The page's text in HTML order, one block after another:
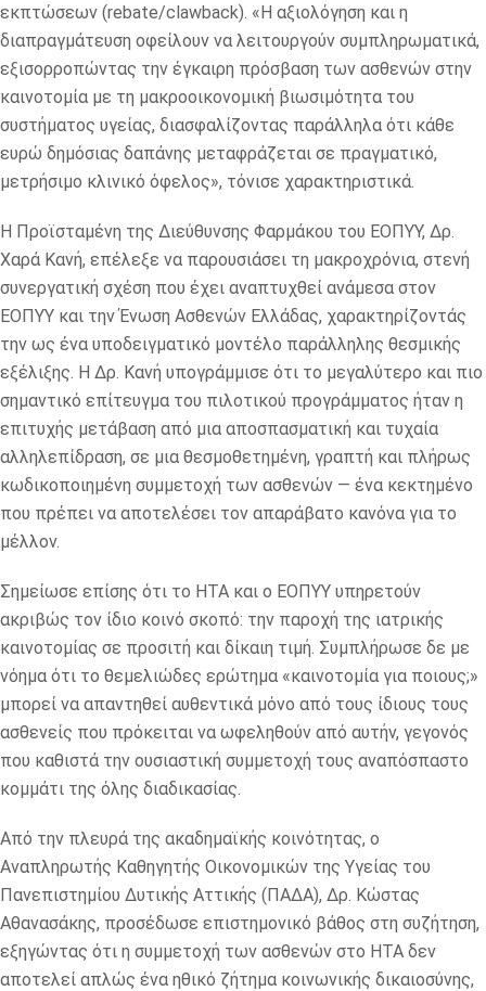
εκπτώσεων (rebate/clawback). «Η αξιολόγηση και η
διαπραγμάτευση οφείλουν να λειτουργούν συμπληρωματικά,
εξισορροπώντας την έγκαιρη πρόσβαση των ασθενών στην
καινοτομία με τη μακροοικονομική βιωσιμότητα του
συστήματος υγείας, διασφαλίζοντας παράλληλα ότι κάθε
ευρώ δημόσιας δαπάνης μεταφράζεται σε πραγματικό,
μετρήσιμο κλινικό όφελος», τόνισε χαρακτηριστικά.
Η Προϊσταμένη της Διεύθυνσης Φαρμάκου του ΕΟΠΥΥ, Δρ.
Χαρά Κανή, επέλεξε να παρουσιάσει τη μακροχρόνια, στενή
συνεργατική σχέση που έχει αναπτυχθεί ανάμεσα στον
ΕΟΠΥΥ και την Ένωση Ασθενών Ελλάδας, χαρακτηρίζοντάς
την ως ένα υποδειγματικό μοντέλο παράλληλης θεσμικής
εξέλιξης. Η Δρ. Κανή υπογράμμισε ότι το μεγαλύτερο και πιο
σημαντικό επίτευγμα του πιλοτικού προγράμματος ήταν η
επιτυχής μετάβαση από μια αποσπασματική και τυχαία
αλληλεπίδραση, σε μια θεσμοθετημένη, γραπτή και πλήρως
κωδικοποιημένη συμμετοχή των ασθενών — ένα κεκτημένο
που πρέπει να αποτελέσει τον απαράβατο κανόνα για το
μέλλον.
Σημείωσε επίσης ότι το HTA και ο ΕΟΠΥΥ υπηρετούν
ακριβώς τον ίδιο κοινό σκοπό: την παροχή της ιατρικής
καινοτομίας σε προσιτή και δίκαιη τιμή. Συμπλήρωσε δε με
νόημα ότι το θεμελιώδες ερώτημα «καινοτομία για ποιους;»
μπορεί να απαντηθεί αυθεντικά μόνο από τους ίδιους τους
ασθενείς που πρόκειται να ωφεληθούν από αυτήν, γεγονός
που καθιστά την ουσιαστική συμμετοχή τους αναπόσπαστο
κομμάτι της όλης διαδικασίας.
Από την πλευρά της ακαδημαϊκής κοινότητας, ο
Αναπληρωτής Καθηγητής Οικονομικών της Υγείας του
Πανεπιστημίου Δυτικής Αττικής (ΠΑΔΑ), Δρ. Κώστας
Αθανασάκης, προσέδωσε επιστημονικό βάθος στη συζήτηση,
εξηγώντας ότι η συμμετοχή των ασθενών στο HTA δεν
αποτελεί απλώς ένα ηθικό ζήτημα κοινωνικής δικαιοσύνης,